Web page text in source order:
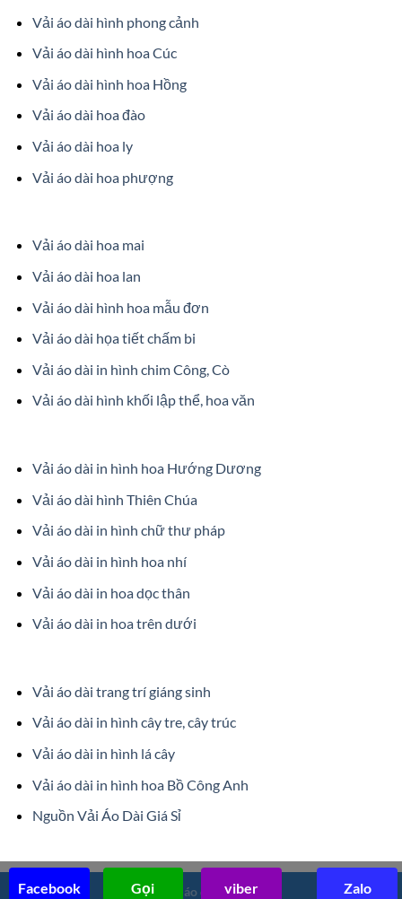
Vải áo dài hình phong cảnh
Vải áo dài hình hoa Cúc
Vải áo dài hình hoa Hồng
Vải áo dài hoa đào
Vải áo dài hoa ly
Vải áo dài hoa phượng
Vải áo dài hoa mai
Vải áo dài hoa lan
Vải áo dài hình hoa mẫu đơn
Vải áo dài họa tiết chấm bi
Vải áo dài in hình chim Công, Cò
Vải áo dài hình khối lập thể, hoa văn
Vải áo dài in hình hoa Hướng Dương
Vải áo dài hình Thiên Chúa
Vải áo dài in hình chữ thư pháp
Vải áo dài in hình hoa nhí
Vải áo dài in hoa dọc thân
Vải áo dài in hoa trên dưới
Vải áo dài trang trí giáng sinh
Vải áo dài in hình cây tre, cây trúc
Vải áo dài in hình lá cây
Vải áo dài in hình hoa Bồ Công Anh
Nguồn Vải Áo Dài Giá Sỉ
©2017 Vải áo dài Trung Hiếu
Facebook Gọi viber Zalo